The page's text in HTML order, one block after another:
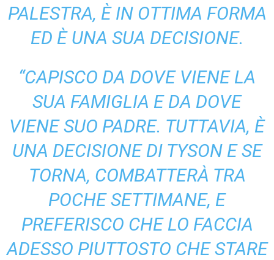
PALESTRA, È IN OTTIMA FORMA
ED È UNA SUA DECISIONE.
“CAPISCO DA DOVE VIENE LA
SUA FAMIGLIA E DA DOVE
VIENE SUO PADRE. TUTTAVIA, È
UNA DECISIONE DI TYSON E SE
TORNA, COMBATTERÀ TRA
POCHE SETTIMANE, E
PREFERISCO CHE LO FACCIA
ADESSO PIUTTOSTO CHE STARE